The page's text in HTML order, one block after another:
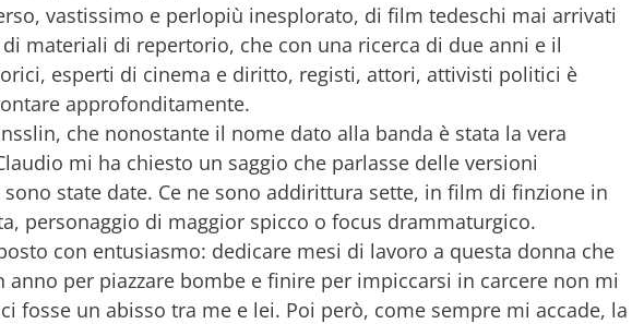
vastissimo e perlopiù inesplorato, di film tedeschi mai arrivati
materiali di repertorio, che con una ricerca di due anni e il
esperti di cinema e diritto, registi, attori, attivisti politici è
approfonditamente.
che nonostante il nome dato alla banda è stata la vera
mi ha chiesto un saggio che parlasse delle versioni
state date. Ce ne sono addirittura sette, in film di finzione in
personaggio di maggior spicco o focus drammaturgico.
con entusiasmo: dedicare mesi di lavoro a questa donna che
per piazzare bombe e finire per impiccarsi in carcere non mi
fosse un abisso tra me e lei. Poi però, come sempre mi accade, la